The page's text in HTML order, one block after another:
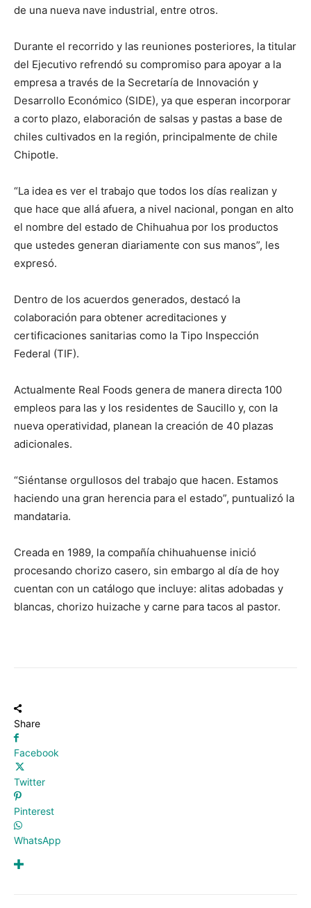
de una nueva nave industrial, entre otros.
Durante el recorrido y las reuniones posteriores, la titular
del Ejecutivo refrendó su compromiso para apoyar a la
empresa a través de la Secretaría de Innovación y
Desarrollo Económico (SIDE), ya que esperan incorporar
a corto plazo, elaboración de salsas y pastas a base de
chiles cultivados en la región, principalmente de chile
Chipotle.
“La idea es ver el trabajo que todos los días realizan y
que hace que allá afuera, a nivel nacional, pongan en alto
el nombre del estado de Chihuahua por los productos
que ustedes generan diariamente con sus manos”, les
expresó.
Dentro de los acuerdos generados, destacó la
colaboración para obtener acreditaciones y
certificaciones sanitarias como la Tipo Inspección
Federal (TIF).
Actualmente Real Foods genera de manera directa 100
empleos para las y los residentes de Saucillo y, con la
nueva operatividad, planean la creación de 40 plazas
adicionales.
“Siéntanse orgullosos del trabajo que hacen. Estamos
haciendo una gran herencia para el estado”, puntualizó la
mandataria.
Creada en 1989, la compañía chihuahuense inició
procesando chorizo casero, sin embargo al día de hoy
cuentan con un catálogo que incluye: alitas adobadas y
blancas, chorizo huizache y carne para tacos al pastor.
Share
Facebook
Twitter
Pinterest
WhatsApp